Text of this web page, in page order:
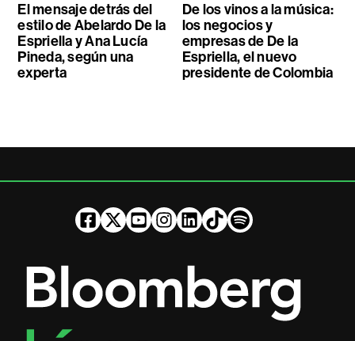
El mensaje detrás del
estilo de Abelardo De la
Espriella y Ana Lucía
Pineda, según una
experta
De los vinos a la música:
los negocios y
empresas de De la
Espriella, el nuevo
presidente de Colombia